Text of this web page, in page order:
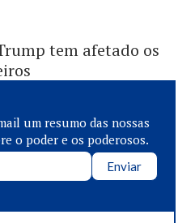
tem afetado os
um resumo das nossas
o poder e os poderosos.
Enviar